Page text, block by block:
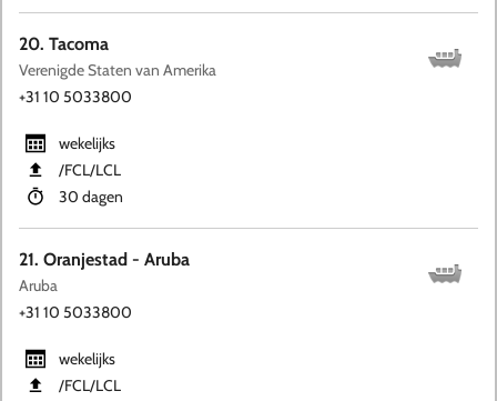
20. Tacoma
Verenigde Staten van Amerika
+31 10 5033800
wekelijks
​/FCL​/LCL
30 dagen
21. Oranjestad - Aruba
Aruba
+31 10 5033800
wekelijks
​/FCL​/LCL